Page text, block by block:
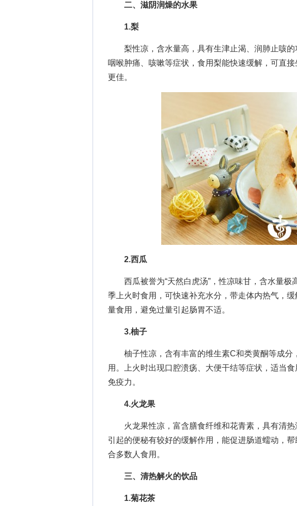
二、滋阴润燥的水果
1.梨
梨性凉，含水量高，具有生津止渴、润肺止咳的
咽喉肿痛、咳嗽等症状，食用梨能快速缓解，可直
更佳。
2.西瓜
西瓜被誉为“天然白虎汤”，性凉味甘，含水量极
季上火时食用，可快速补充水分，带走体内热气，
量食用，避免过量引起肠胃不适。
3.柚子
柚子性凉，含有丰富的维生素C和类黄酮等成分
用。上火时出现口腔溃疡、大便干结等症状，适当
免疫力。
4.火龙果
火龙果性凉，富含膳食纤维和花青素，具有清热
引起的便秘有较好的缓解作用，能促进肠道蠕动，
合多数人食用。
三、清热解火的饮品
1.菊花茶